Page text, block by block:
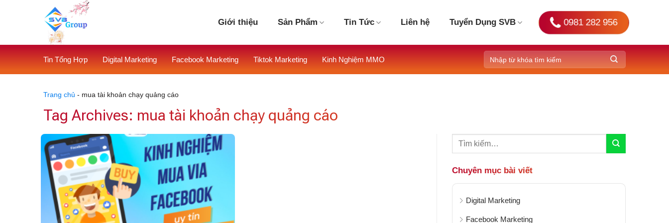
Giới thiệu Sản Phẩm Tin Tức Liên hệ Tuyển Dụng SVB 0981 282 956
Tin Tổng Hợp Digital Marketing Facebook Marketing Tiktok Marketing Kinh Nghiệm MMO
Trang chủ - mua tài khoản chạy quảng cáo
Tag Archives: mua tài khoản chạy quảng cáo
Chuyên mục bài viết
Digital Marketing
Facebook Marketing